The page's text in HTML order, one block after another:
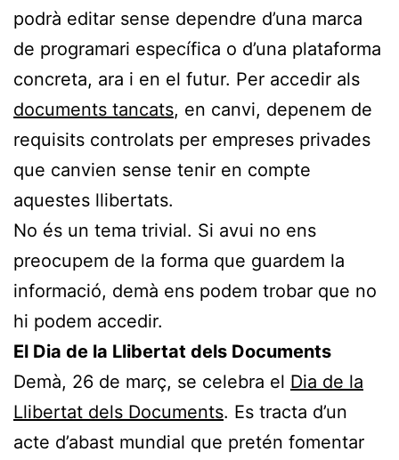
podrà editar sense dependre d’una marca
de programari específica o d’una plataforma
concreta, ara i en el futur. Per accedir als
documents tancats, en canvi, depenem de
requisits controlats per empreses privades
que canvien sense tenir en compte
aquestes llibertats.
No és un tema trivial. Si avui no ens
preocupem de la forma que guardem la
informació, demà ens podem trobar que no
hi podem accedir.
El Dia de la Llibertat dels Documents
Demà, 26 de març, se celebra el Dia de la
Llibertat dels Documents. Es tracta d’un
acte d’abast mundial que pretén fomentar